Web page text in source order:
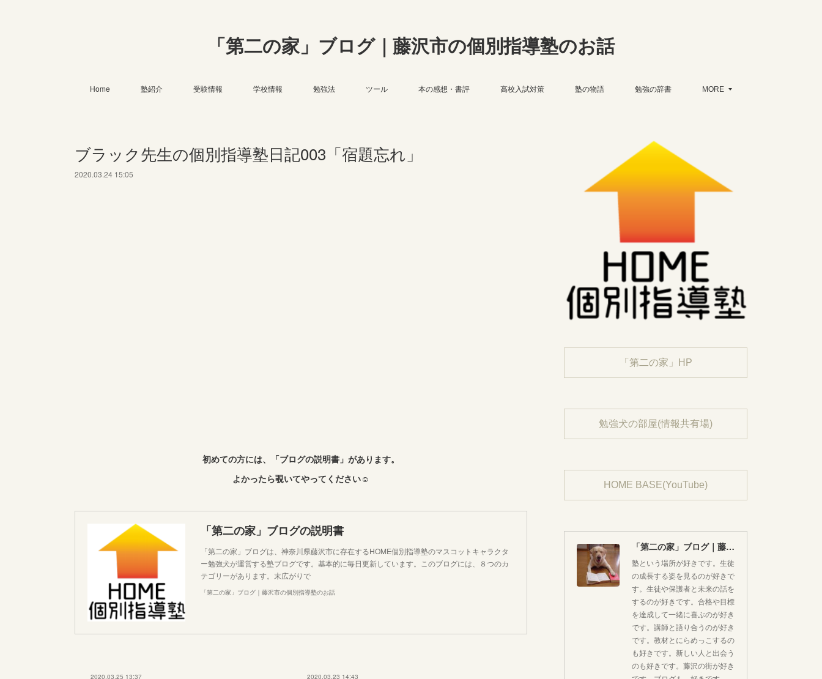
「第二の家」ブログ｜藤沢市の個別指導塾のお話
Home 塾紹介 受験情報 学校情報 勉強法 ツール 本の感想・書評 高校入試対策 塾の物語 勉強の辞書 MORE
ブラック先生の個別指導塾日記003「宿題忘れ」
2020.03.24 15:05
初めての方には、「ブログの説明書」があります。
よかったら覗いてやってください☺︎
「第二の家」ブログの説明書
「第二の家」ブログは、神奈川県藤沢市に存在するHOME個別指導塾のマスコットキャラクタ
ー勉強犬が運営する塾ブログです。基本的に毎日更新しています。このブログには、８つのカ
テゴリーがあります。末広がりで
「第二の家」ブログ｜藤沢市の個別指導塾のお話
2020.03.25 13:37 2020.03.23 14:43
「第二の家」HP
勉強犬の部屋(情報共有場)
HOME BASE(YouTube)
「第二の家」ブログ｜藤沢市の個別指導塾のお話
塾という場所が好きです。生徒
の成長する姿を見るのが好きで
す。生徒や保護者と未来の話を
するのが好きです。合格や目標
を達成して一緒に喜ぶのが好き
です。講師と語り合うのが好き
です。教材とにらめっこするの
も好きです。新しい人と出会う
のも好きです。藤沢の街が好き